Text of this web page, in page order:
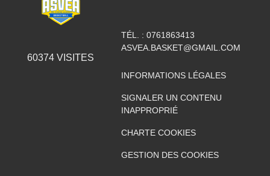
60374VISITES
TÉL. : 0761863413
ASVEA.BASKET@GMAIL.COM
INFORMATIONS LÉGALES
SIGNALER UN CONTENU
INAPPROPRIÉ
CHARTE COOKIES
GESTION DES COOKIES